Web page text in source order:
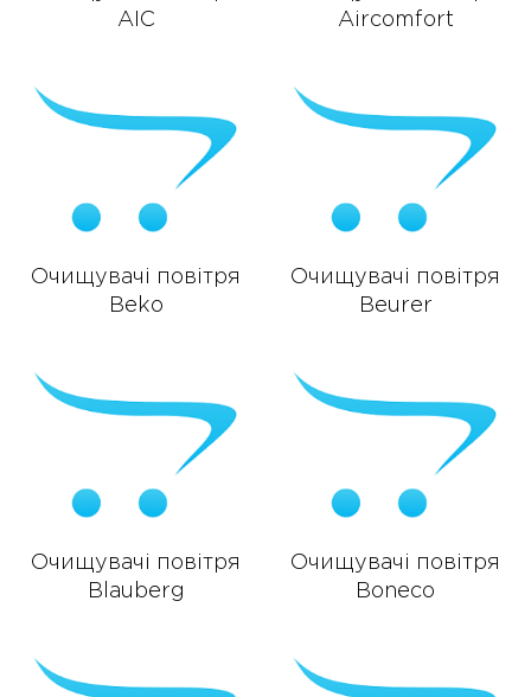
AIC
Aircomfort
Очищувачі повітря
Beko
Очищувачі повітря
Beurer
Очищувачі повітря
Blauberg
Очищувачі повітря
Boneco